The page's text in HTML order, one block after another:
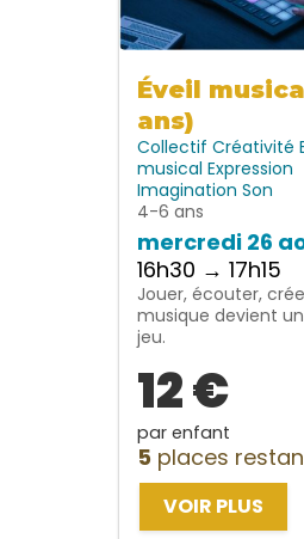
Éveil
ans)
Collectif Créativité
musical Expression
Imagination Son
4-6 ans
mercredi 26
16h30 → 17h15
Jouer, écouter,
musique devient
jeu.
12 €
par enfant
5 places
VOIR PLUS